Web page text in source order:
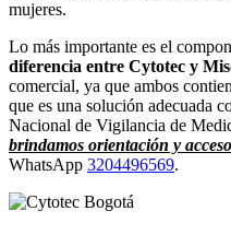
mujeres.
Lo más importante es el
diferencia entre Cytotec y
comercial, ya que ambos
que es una solución adecuada
Nacional de Vigilancia de
brindamos orientación y
WhatsApp 3204496569.